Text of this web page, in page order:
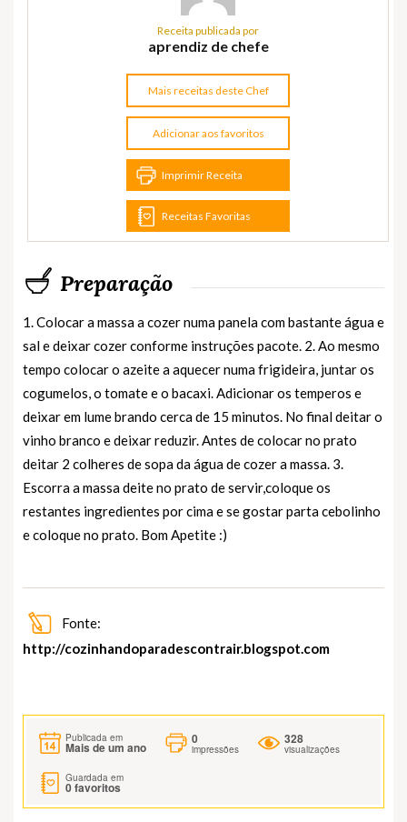
Receita publicada por
aprendiz de chefe
Mais receitas deste Chef
Adicionar aos favoritos
Imprimir Receita
Receitas Favoritas
Preparação
1. Colocar a massa a cozer numa panela com bastante água e
sal e deixar cozer conforme instruções pacote. 2. Ao mesmo
tempo colocar o azeite a aquecer numa frigideira, juntar os
cogumelos, o tomate e o bacaxi. Adicionar os temperos e
deixar em lume brando cerca de 15 minutos. No final deitar o
vinho branco e deixar reduzir. Antes de colocar no prato
deitar 2 colheres de sopa da água de cozer a massa. 3.
Escorra a massa deite no prato de servir,coloque os
restantes ingredientes por cima e se gostar parta cebolinho
e coloque no prato. Bom Apetite :)
Fonte:
http://cozinhandoparadescontrair.blogspot.com
Publicada em
Mais de um ano
0
impressões
328
visualizações
Guardada em
0favoritos